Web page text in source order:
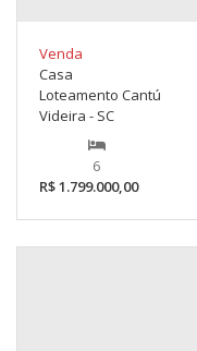
Venda
Casa
Loteamento Cantú
Videira - SC
6
R$ 1.799.000,00